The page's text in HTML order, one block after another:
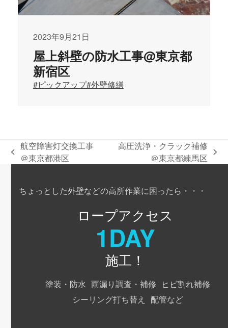
2023年9月21日
屋上斜壁の防水工事@東京都
新宿区
#ピックアップ#外壁修繕
previous
航空障害灯交換工事
＠東京都港区
高圧洗浄・クラック補修
＠東京都練馬区
ちょっとした外壁などの高所作業に困ったら・・・
ロープアクセス
1DAY
施工！
塗装・防水 雨漏り調査・補修
ヒビ割れ補修
シーリング打ち替え
配管など